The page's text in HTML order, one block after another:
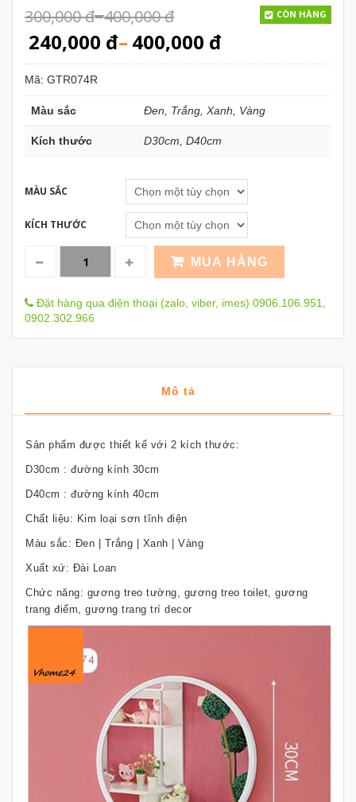
300,000đ–400,000đ
240,000 đ– 400,000 đ
CÒN HÀNG
Mã: GTR074R
Màu sắc Đen, Trắng, Xanh, Vàng
Kích thước D30cm, D40cm
MÀU SẮC
KÍCH THƯỚC
MUA HÀNG
Đặt hàng qua điện thoại (zalo, viber, imes) 0906.106.951,
0902.302.966
Mô tả
Sản phẩm được thiết kế với 2 kích thước:
D30cm : đường kính 30cm
D40cm : đường kính 40cm
Chất liệu: Kim loại sơn tĩnh điện
Màu sắc: Đen | Trắng | Xanh | Vàng
Xuất xứ: Đài Loan
Chức năng: gương treo tường, gương treo toilet, gương
trang điểm, gương trang trí decor